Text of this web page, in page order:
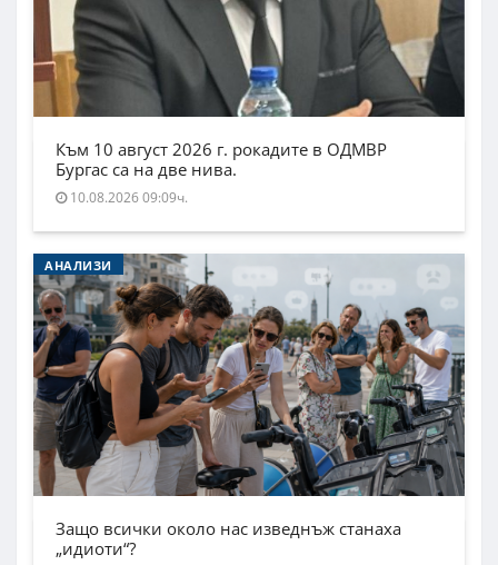
Към 10 август 2026 г. рокадите в ОДМВР
Бургас са на две нива.
10.08.2026 09:09ч.
АНАЛИЗИ
Защо всички около нас изведнъж станаха
„идиоти“?